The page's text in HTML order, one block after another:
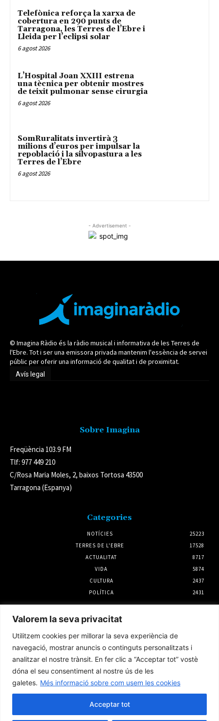
Valorem la seva privacitat
Utilitzem cookies per millorar la seva experiència de
navegació, mostrar anuncis o continguts personalitzats i
analitzar el nostre trànsit. En fer clic a “Acceptar tot” vostè
dóna el seu consentiment al nostre ús de les
galetes. Més informació sobre com usem les cookies
Acceptar tot
Telefònica reforça la xarxa de
cobertura en 290 punts de
Tarragona, les Terres de l’Ebre i
Lleida per l’eclipsi solar
6 agost 2026
L’Hospital Joan XXIII estrena
una tècnica per obtenir mostres
de teixit pulmonar sense cirurgia
6 agost 2026
SomRuralitats invertirà 3
milions d’euros per impulsar la
repoblació i la silvopastura a les
Terres de l’Ebre
6 agost 2026
- Advertisement -
© Imagina Ràdio és la ràdio musical i informativa de les Terres de
l'Ebre. Tot i ser una emissora privada mantenim l'essència de servei
públic per oferir una informació de qualitat i de proximitat.
Avís legal
Sobre Imagina
Freqüència 103.9 FM
Tlf: 977 449 210
C/Rosa Maria Moles, 2, baixos Tortosa 43500
Tarragona (Espanya)
Categories
NOTÍCIES
25223
TERRES DE L'EBRE
17528
ACTUALITAT
8717
VIDA
5874
CULTURA
2437
POLÍTICA
2431
Amposta es prepara per viure l’eclipsi solar
total amb un ampli dispositiu
1 agost 2026
L’Ebrefolk Roquetes dedicarà l’11a edició a la
unió de la música tradicional andalusa i la
3 agost 2026